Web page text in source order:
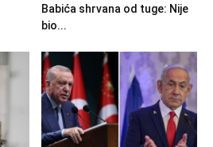
Babića shrvana od tuge: Nije
bio...